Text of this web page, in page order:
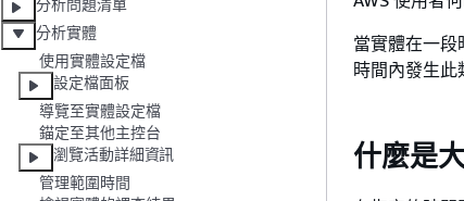
分析問題清單
分析實體
使用實體設定檔
設定檔面板
導覽至實體設定檔
錨定至其他主控台
瀏覽活動詳細資訊
管理範圍時間
當實體在一
時間內發生
什麼是